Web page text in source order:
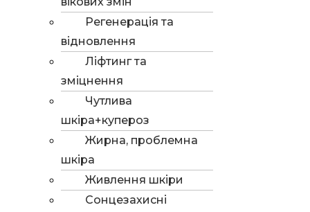
Регенерація та
відновлення
Ліфтинг та
зміцнення
Чутлива
шкіра+купероз
Жирна, проблемна
шкіра
Живлення шкіри
Сонцезахисні